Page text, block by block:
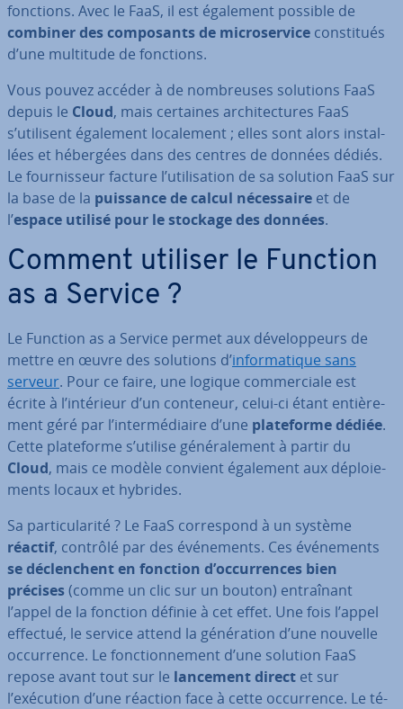
fonctions. Avec le FaaS, il est également possible de
combinerdescom­po­sants de mi­cro­ser­vice cons­ti­tués
d’une multitude de fonctions.
Vous pouvez accéder à de nom­breuses solutions FaaS
depuis le Cloud, mais certaines ar­chi­tec­tures FaaS
s’utilisent également lo­ca­le­ment ; elles sont alors ins­tal­
lées et hébergées dans des centres de données dédiés.
Le four­nis­seur facture l’uti­li­sa­tion de sa solution FaaS sur
la base de la puissance de calcul né­ces­saire et de
l’espace utilisé pour le stockage des données.
Comment utiliser le Function
as a Service ?
Le Function as a Service permet aux dé­ve­lop­peurs de
mettre en œuvre des solutions d’in­for­ma­tique sans
serveur. Pour ce faire, une logique com­mer­ciale est
écrite à l’intérieur d’un conteneur, celui-ci étant en­tiè­re­
ment géré par l’in­ter­mé­diaire d’une pla­te­forme dédiée.
Cette pla­te­forme s’utilise gé­né­ra­le­ment à partir du
Cloud, mais ce modèle convient également aux dé­ploie­
ments locaux et hybrides.
Sa par­ti­cu­la­rité ? Le FaaS cor­res­pond à un système
réactif, contrôlé par des évé­ne­ments. Ces évé­ne­ments
se dé­clenchent en fonction d’oc­cur­rences bien
précises(comme un clic sur un bouton) en­traî­nant
l’appel de la fonction définie à cet effet. Une fois l’appel
effectué, le service attend la gé­né­ra­tion d’une nouvelle
oc­cur­rence. Le fonc­tion­ne­ment d’une solution FaaS
repose avant tout sur le lancement direct et sur
l’exécution d’une réaction face à cette oc­cur­rence. Le té­